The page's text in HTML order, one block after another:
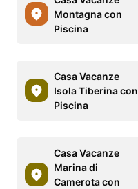
Montagna con
Piscina
Casa Vacanze
Isola Tiberina con
Piscina
Casa Vacanze
Marina di
Camerota con